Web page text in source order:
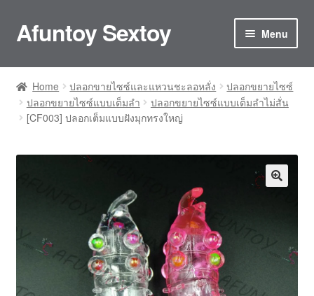
Skip
to
Skip
to
Afuntoy Sextoy Menu
Home
Cart
ติดต่อเรา
ประกันและการดูแลรักษา
Home ปลอกขายไซซ์และแหวนชะลอหลั่ง
ปลอกขยายไซซ์
ปลอกขยายไซซ์แบบเต็มลำ
ปลอกขยายไซซ์แบบเต็มลำไม่สั่น
[CF003] ปลอกเต็มแบบฝังมุกทรงใหญ่